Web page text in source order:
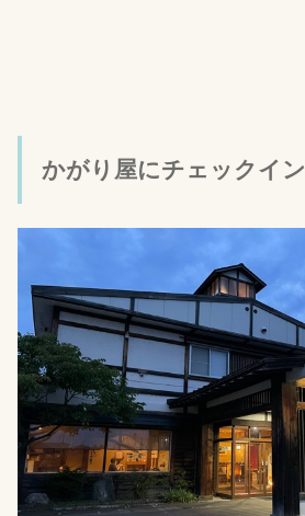
かがり屋にチェックイン